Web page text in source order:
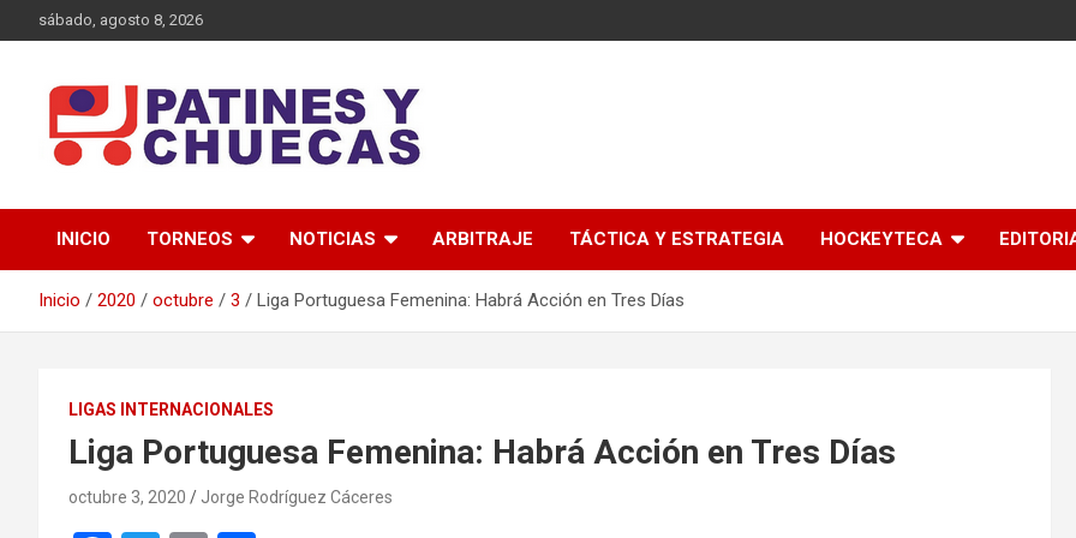
al
sábado, agosto 8, 2026
Patines y Chuecas
INICIO TORNEOS NOTICIAS ARBITRAJE TÁCTICA Y ESTRATEGIA HOCKEYTECA
Inicio 2020 octubre 3 Liga Portuguesa Femenina: Habrá Acción en Tres Días
LIGAS INTERNACIONALES
Liga Portuguesa Femenina: Habrá Acción en Tres Días
octubre 3, 2020 Jorge Rodríguez Cáceres